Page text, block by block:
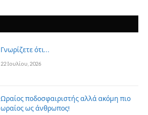
Γνωρίζετε ότι…
22 Ιουλίου, 2026
Ωραίος ποδοσφαιριστής αλλά ακόμη πιο
ωραίος ως άνθρωπος!